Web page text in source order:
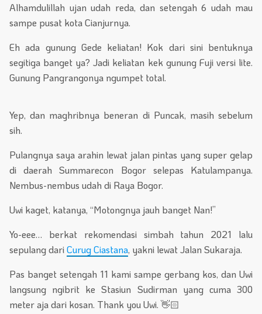
Alhamdulillah ujan udah reda, dan setengah 6 udah mau
sampe pusat kota Cianjurnya.
Eh ada gunung Gede keliatan! Kok dari sini bentuknya
segitiga banget ya? Jadi keliatan kek gunung Fuji versi lite.
Gunung Pangrangonya ngumpet total.
Yep, dan maghribnya beneran di Puncak, masih sebelum
sih.
Pulangnya saya arahin lewat jalan pintas yang super gelap
di daerah Summarecon Bogor selepas Katulampanya.
Nembus-nembus udah di Raya Bogor.
Uwi kaget, katanya, “Motongnya jauh banget Nan!”
Yo-eee… berkat rekomendasi simbah tahun 2021 lalu
sepulang dariCurug Ciastana, yakni lewat Jalan Sukaraja.
Pas banget setengah 11 kami sampe gerbang kos, dan Uwi
langsung ngibrit ke Stasiun Sudirman yang cuma 300
meter aja dari kosan. Thank you Uwi. 👋🏻